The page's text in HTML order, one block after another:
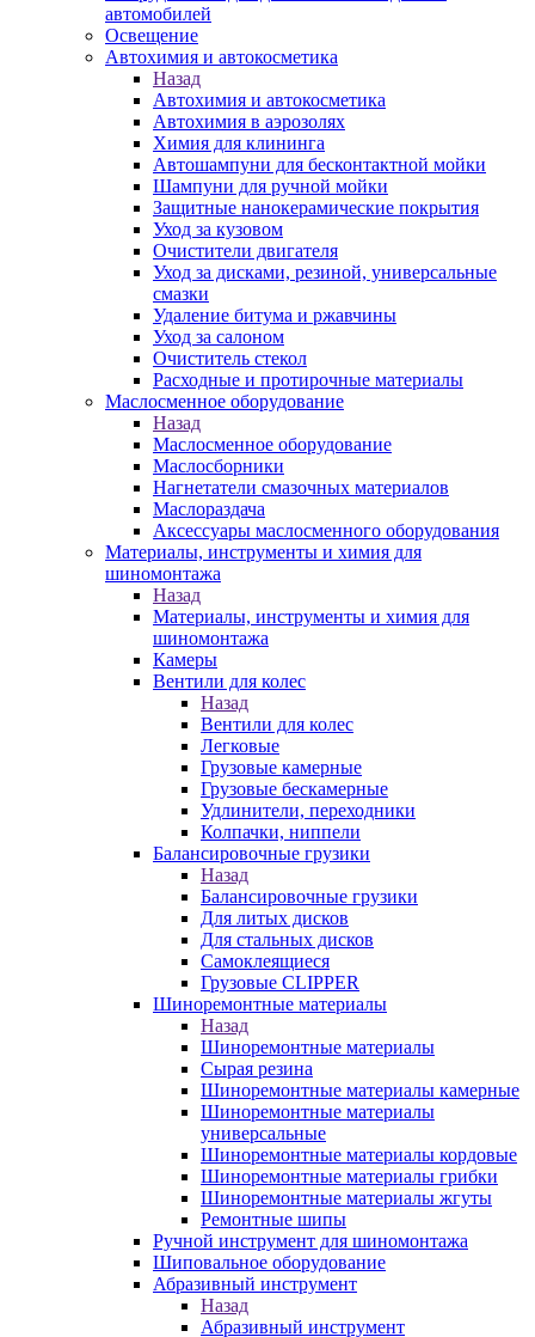
автомобилей
Освещение
Автохимия и автокосметика
Назад
Автохимия и автокосметика
Автохимия в аэрозолях
Химия для клининга
Автошампуни для бесконтактной мойки
Шампуни для ручной мойки
Защитные нанокерамические покрытия
Уход за кузовом
Очистители двигателя
Уход за дисками, резиной, универсальные
смазки
Удаление битума и ржавчины
Уход за салоном
Очиститель стекол
Расходные и протирочные материалы
Маслосменное оборудование
Назад
Маслосменное оборудование
Маслосборники
Нагнетатели смазочных материалов
Маслораздача
Аксессуары маслосменного оборудования
Материалы, инструменты и химия для
шиномонтажа
Назад
Материалы, инструменты и химия для
шиномонтажа
Камеры
Вентили для колес
Назад
Вентили для колес
Легковые
Грузовые камерные
Грузовые бескамерные
Удлинители, переходники
Колпачки, ниппели
Балансировочные грузики
Назад
Балансировочные грузики
Для литых дисков
Для стальных дисков
Самоклеящиеся
Грузовые CLIPPER
Шиноремонтные материалы
Назад
Шиноремонтные материалы
Сырая резина
Шиноремонтные материалы камерные
Шиноремонтные материалы
универсальные
Шиноремонтные материалы кордовые
Шиноремонтные материалы грибки
Шиноремонтные материалы жгуты
Ремонтные шипы
Ручной инструмент для шиномонтажа
Шиповальное оборудование
Абразивный инструмент
Назад
Абразивный инструмент